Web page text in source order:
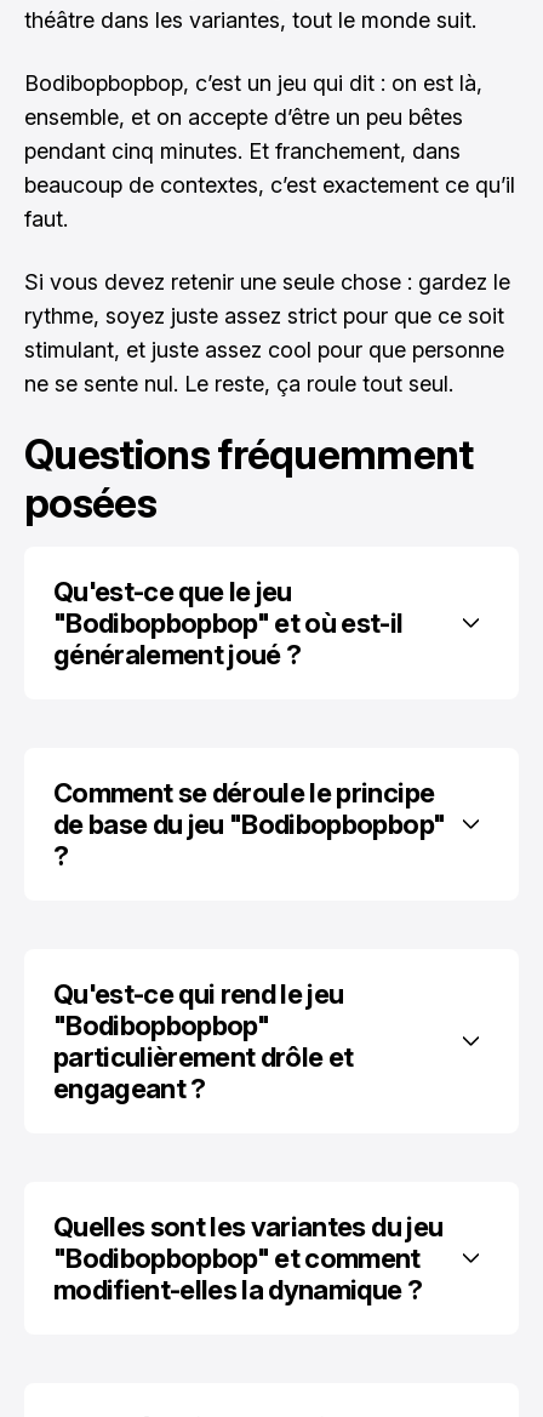
théâtre dans les variantes, tout le monde suit.
Bodibopbopbop, c’est un jeu qui dit : on est là,
ensemble, et on accepte d’être un peu bêtes
pendant cinq minutes. Et franchement, dans
beaucoup de contextes, c’est exactement ce qu’il
faut.
Si vous devez retenir une seule chose : gardez le
rythme, soyez juste assez strict pour que ce soit
stimulant, et juste assez cool pour que personne
ne se sente nul. Le reste, ça roule tout seul.
Questions fréquemment
posées
Qu'est-ce que le jeu
"Bodibopbopbop" et où est-il
généralement joué ?
Comment se déroule le principe
de base du jeu "Bodibopbopbop"
?
Qu'est-ce qui rend le jeu
"Bodibopbopbop"
particulièrement drôle et
engageant ?
Quelles sont les variantes du jeu
"Bodibopbopbop" et comment
modifient-elles la dynamique ?